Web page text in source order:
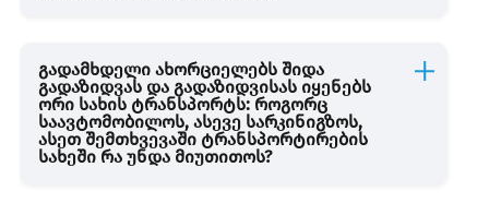
გადამხდელი ახორციელებს შიდა
გადაზიდვას და გადაზიდვისას იყენებს
ორი სახის ტრანსპორტს: როგორც
საავტომობილოს, ასევე სარკინიგზოს,
ასეთ შემთხვევაში ტრანსპორტირების
სახეში რა უნდა მიუთითოს?